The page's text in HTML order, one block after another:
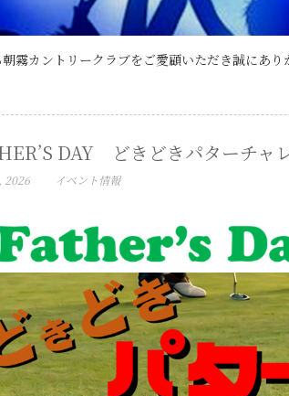
霧カントリークラブをご愛顧いただき誠にあ
DAY どきどきパターチャ
2026 イベント情報